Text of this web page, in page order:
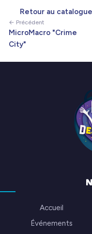
Retour au catalogue
← Précédent
MicroMacro "Crime
City"
Accueil
Événements